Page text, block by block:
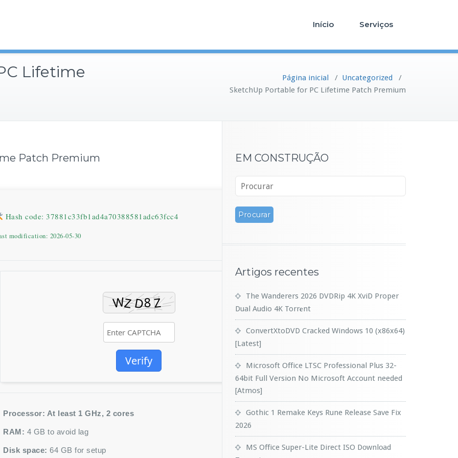
Início Serviços
Lifetime Página inicial / Uncategorized /
SketchUp Portable for PC Lifetime Patch Premium
Patch Premium
Hash code: 37881c33fb1ad4a70388581adc63fcc4
modification: 2026-05-30
Verify
Processor: At least 1 GHz, 2 cores
RAM: 4 GB to avoid lag
Disk space: 64 GB for setup
EM CONSTRUÇÃO
Artigos recentes
The Wanderers 2026 DVDRip 4K XviD Proper
Dual Audio 4K Torr𝐞nt
ConvertXtoDVD Cracked Windows 10 (x86x64)
[Latest]
Microsoft Office LTSC Professional Plus 32-
64bit Full Version No Microsoft Account needed
[Atmos]
Gothic 1 Remake Keys Rune Release Save Fix
2026
MS Office Super-Lite Direct ISO Dоwnlоad